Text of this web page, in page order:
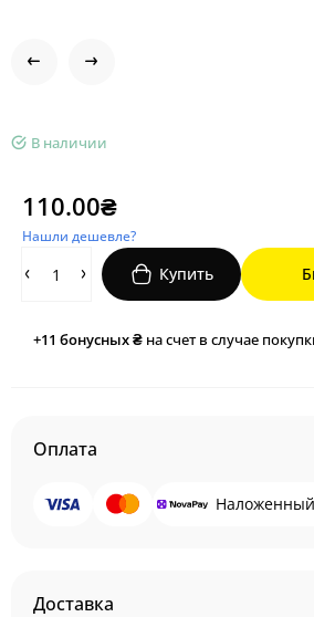
В наличии
110.00₴
Нашли дешевле?
Купить
+11 бонусных ₴ на счет в случае
Оплата
Доставка